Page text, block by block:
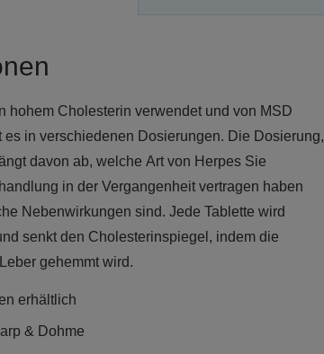
hohem Cholesterin verwendet und von MSD
in verschiedenen Dosierungen. Die Dosierung,
davon ab, welche Art von Herpes Sie
in der Vergangenheit vertragen haben
Nebenwirkungen sind. Jede Tablette wird
senkt den Cholesterinspiegel, indem die
gehemmt wird.
erhältlich
& Dohme